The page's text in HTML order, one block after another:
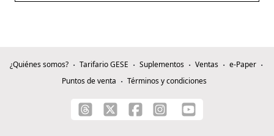
¿Quiénes somos? Tarifario GESE Suplementos Ventas
e-Paper
Puntos de venta
Términos y condiciones